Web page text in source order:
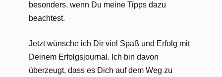
besonders, wenn Du meine Tipps dazu
beachtest.
Jetzt wünsche ich Dir viel Spaß und Erfolg mit
Deinem Erfolgsjournal. Ich bin davon
überzeugt, dass es Dich auf dem Weg zu